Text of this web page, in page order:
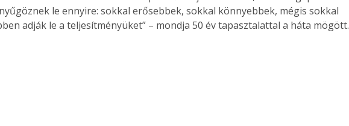
le ennyire: sokkal erősebbek, sokkal könnyebbek, mégis sokkal
adják le a teljesítményüket” – mondja 50 év tapasztalattal a háta mögött.